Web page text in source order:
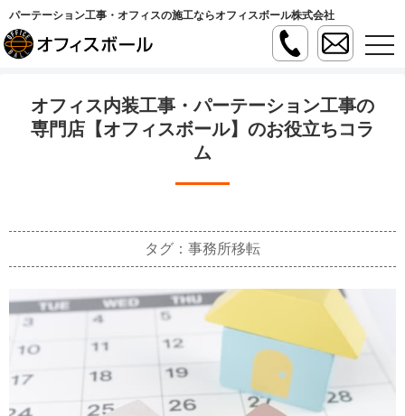
パーテーション工事・オフィスの施工ならオフィスボール株式会社
t
o
o
オフィス内装工事・パーテーション工事の
専門店【オフィスボール】のお役立ちコラ
ム
タグ：事務所移転